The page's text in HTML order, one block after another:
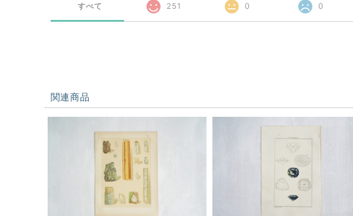
すべて 251 0 0
関連商品